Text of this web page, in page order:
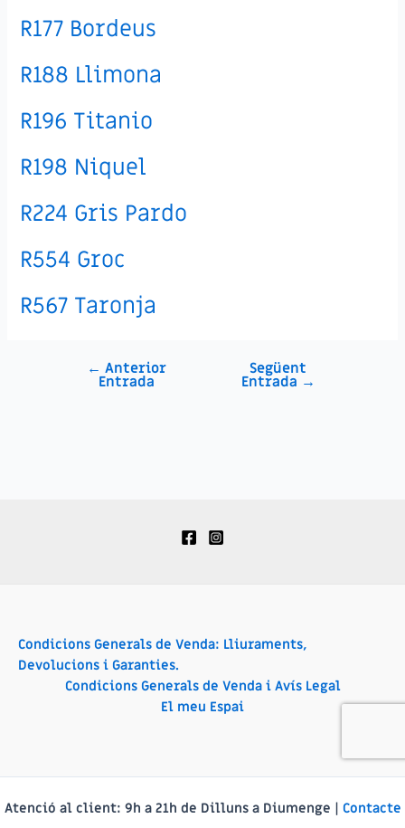
R177 Bordeus
R188 Llimona
R196 Titanio
R198 Niquel
R224 Gris Pardo
R554 Groc
R567 Taronja
Navegació
d'entrades
← Anterior
Entrada
Següent
Entrada →
Condicions Generals de Venda: Lliuraments,
Devolucions i Garanties.
Condicions Generals de Venda i Avís Legal
El meu Espai
Atenció al client: 9h a 21h de Dilluns a Diumenge | Contacte